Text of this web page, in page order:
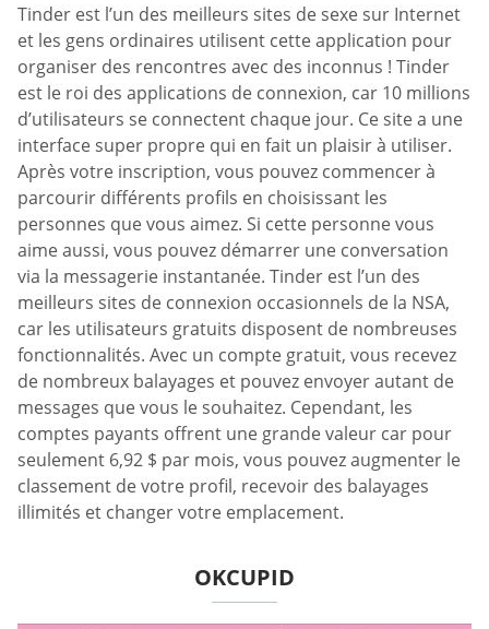
Tinder est l’un des meilleurs sites de sexe sur Internet
et les gens ordinaires utilisent cette application pour
organiser des rencontres avec des inconnus ! Tinder
est le roi des applications de connexion, car 10 millions
d’utilisateurs se connectent chaque jour. Ce site a une
interface super propre qui en fait un plaisir à utiliser.
Après votre inscription, vous pouvez commencer à
parcourir différents profils en choisissant les
personnes que vous aimez. Si cette personne vous
aime aussi, vous pouvez démarrer une conversation
via la messagerie instantanée. Tinder est l’un des
meilleurs sites de connexion occasionnels de la NSA,
car les utilisateurs gratuits disposent de nombreuses
fonctionnalités. Avec un compte gratuit, vous recevez
de nombreux balayages et pouvez envoyer autant de
messages que vous le souhaitez. Cependant, les
comptes payants offrent une grande valeur car pour
seulement 6,92 $ par mois, vous pouvez augmenter le
classement de votre profil, recevoir des balayages
illimités et changer votre emplacement.
OKCUPID